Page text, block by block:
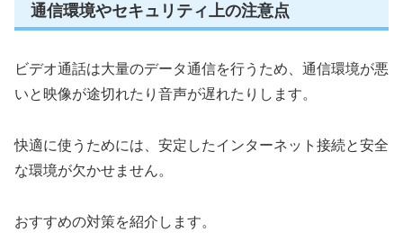
通信環境やセキュリティ上の注意点
ビデオ通話は大量のデータ通信を行うため、通信環境が悪
いと映像が途切れたり音声が遅れたりします。
快適に使うためには、安定したインターネット接続と安全
な環境が欠かせません。
おすすめの対策を紹介します。